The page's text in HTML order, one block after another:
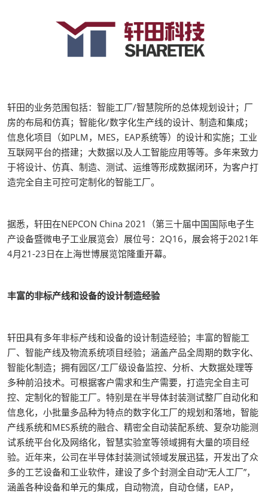
轩田的业务范围包括：智能工厂/智慧院所的总体规划设计；厂
房的布局和仿真；智能化/数字化生产线的设计、制造和集成；
信息化项目（如PLM，MES，EAP系统等）的设计和实施；工业
互联网平台的搭建；大数据以及人工智能应用等等。多年来致力
于将设计、仿真、制造、测试、运维等形成数据闭环，为客户打
造完全自主可控可定制化的智能工厂。
据悉，轩田在NEPCON China 2021（第三十届中国国际电子生
产设备暨微电子工业展览会）展位号：2Q16，展会将于2021年
4月21-23日在上海世博展览馆隆重开幕。
丰富的非标产线和设备的设计制造经验
轩田具有多年非标产线和设备的设计制造经验；丰富的智能工
厂、智能产线及物流系统项目经验；涵盖产品全周期的数字化、
智能化制造；拥有园区/工厂级设备监控、分析、大数据处理等
多种前沿技术。可根据客户需求和生产需要，打造完全自主可
控、定制化的智能工厂。特别是在半导体封装测试整厂自动化和
信息化，小批量多品种为特点的数字化工厂的规划和落地，智能
产线系统和MES系统的融合、精密全自动装配系统、复杂功能测
试系统平台化及网络化，智慧实验室等领域拥有大量的项目经
验。近年来，公司在半导体封装测试领域发展迅猛，开发出了众
多的工艺设备和工业软件，建设了多个封测全自动“无人工厂”，
涵盖各种设备和单元的集成，自动物流，自动仓储，EAP，